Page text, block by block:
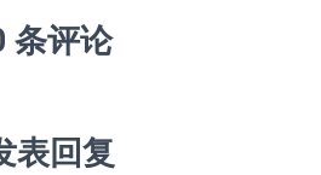
条评论
表回复